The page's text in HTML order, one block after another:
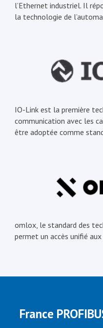
l’Ethernet industriel. Il
la technologie de
IO-Link est la première
communication avec les
être adoptée comme
omlox, le standard des
permet un accès unifié aux
France